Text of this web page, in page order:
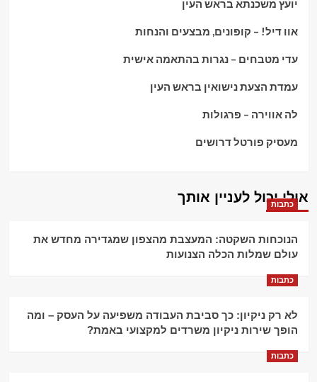
יועץ משכנתא בראש העין
אוו דיל! – קופונים, מבצעים והנחות
עדי מטבחים – נגרות בהתאמה אישית
עמדת הצעת נישואין בראש העין
לה אווירה – פרגולות
מעסיק פורטל דרושים
אולי יכול לעניין אותך
כתבות
הנוכחות השקטה: המעצבת מהצפון שמגדירה מחדש את
עולם שמלות הכלה הצנועות
כתבות
לא רק ניקיון: כך סביבת העבודה משפיעה על העסק – ומה
הופך שירות ניקיון משרדים למקצועי באמת?
כתבות